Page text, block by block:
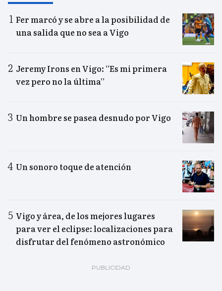
Fer marcó y se abre a la posibilidad de
una salida que no sea a Vigo
Jeremy Irons en Vigo: “Es mi primera
vez pero no la última”
Un hombre se pasea desnudo por Vigo
Un sonoro toque de atención
Vigo y área, de los mejores lugares
para ver el eclipse: localizaciones para
disfrutar del fenómeno astronómico